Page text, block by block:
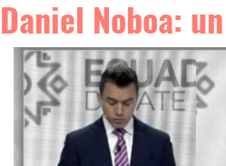
Daniel Noboa: